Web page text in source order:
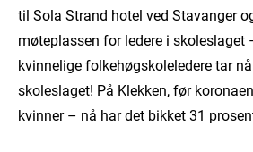
til Sola Strand hotel ved Stavanger
møteplassen for ledere i skoleslaget
kvinnelige folkehøgskoleledere tar
skoleslaget! På Klekken, før
kvinner – nå har det bikket 31